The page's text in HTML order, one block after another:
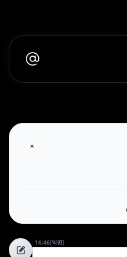
16:46[익명]